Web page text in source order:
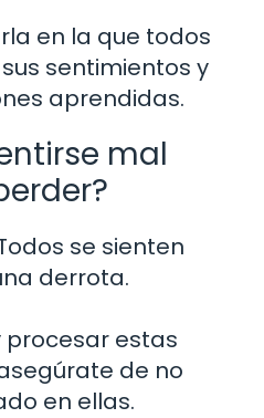
en la que todos
sentimientos y
aprendidas.
mal
se sienten
derrota.
procesar estas
de no
en ellas.